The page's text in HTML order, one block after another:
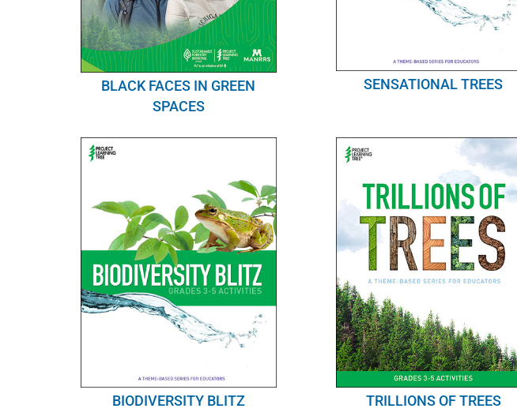
BLACK FACES IN GREEN
SPACES
SENSATIONAL TREES
BIODIVERSITY BLITZ TRILLIONS OF TREES